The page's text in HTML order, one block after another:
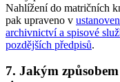
Nahlížení do matričních
pak upraveno v
archivnictví a spisové
pozdějších předpisů.
7. Jakým